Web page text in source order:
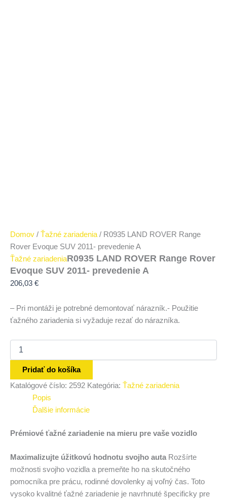
Domov / Ťažné zariadenia / R0935 LAND ROVER Range
Rover Evoque SUV 2011- prevedenie A
Ťažné zariadeniaR0935 LAND ROVER Range Rover
Evoque SUV 2011- prevedenie A
206,03 €
– Pri montáži je potrebné demontovať nárazník.- Použitie
ťažného zariadenia si vyžaduje rezať do nárazníka.
Pridať do košíka
Katalógové číslo: 2592 Kategória: Ťažné zariadenia
Popis
Ďalšie informácie
Prémiové ťažné zariadenie na mieru pre vaše vozidlo
Maximalizujte úžitkovú hodnotu svojho auta Rozšírte
možnosti svojho vozidla a premeňte ho na skutočného
pomocníka pre prácu, rodinné dovolenky aj voľný čas. Toto
vysoko kvalitné ťažné zariadenie je navrhnuté špecificky pre